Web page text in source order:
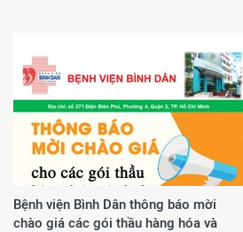
Bệnh viện Bình Dân thông báo mời
chào giá các gói thầu hàng hóa và